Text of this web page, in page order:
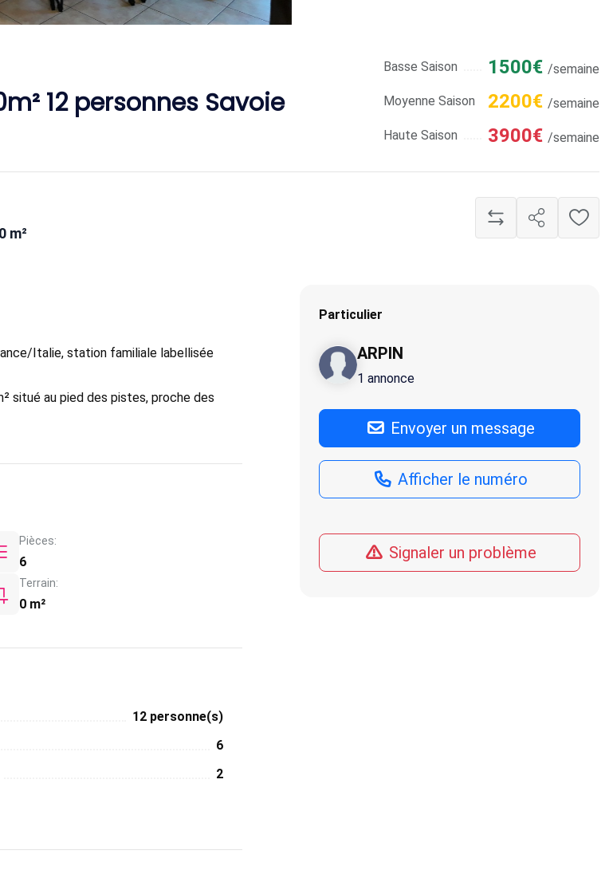
12 personnes Savoie
Basse Saison 1500€ /semaine
Moyenne Saison 2200€ /semaine
Haute Saison 3900€ /semaine
m²
Italie, station familiale labellisée
situé au pied des pistes, proche des
Pièces:
6
Terrain:
0 m²
12 personne(s)
6
2
Particulier
ARPIN
1 annonce
Envoyer un message
Afficher le numéro
Signaler un problème